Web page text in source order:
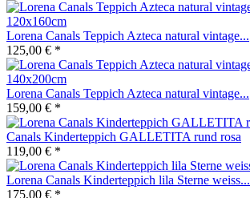
Lorena Canals Teppich Azteca natural vintage...
125,00 € *
Lorena Canals Teppich Azteca natural vintage...
159,00 € *
Canals Kinderteppich GALLETITA rund rosa
119,00 € *
Lorena Canals Kinderteppich lila Sterne weiss...
175,00 € *